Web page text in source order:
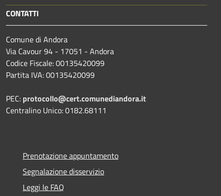
CONTATTI
Comune di Andora
Via Cavour 94 - 17051 - Andora
Codice Fiscale: 00135420099
Partita IVA: 00135420099
PEC: protocollo@cert.comunediandora.it
Centralino Unico: 0182.68111
Prenotazione appuntamento
Segnalazione disservizio
Leggi le FAQ